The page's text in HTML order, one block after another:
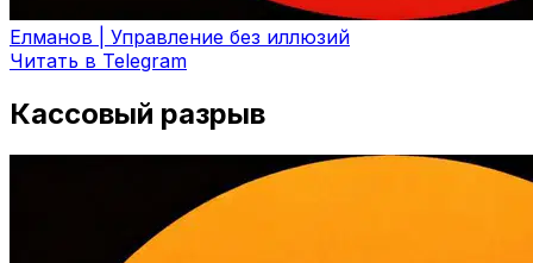
Елманов | Управление без иллюзий
Читать в Telegram
Кассовый разрыв